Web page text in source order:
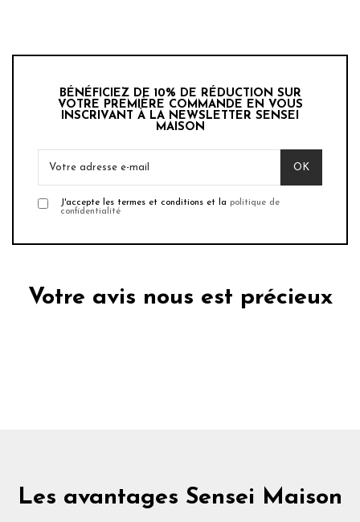
BÉNÉFICIEZ DE 10% DE RÉDUCTION SUR
VOTRE PREMIÈRE COMMANDE EN VOUS
INSCRIVANT À LA NEWSLETTER SENSEI
MAISON
J'accepte les termes et conditions et la politique de
confidentialité
Votre avis nous est précieux
Les avantages Sensei Maison